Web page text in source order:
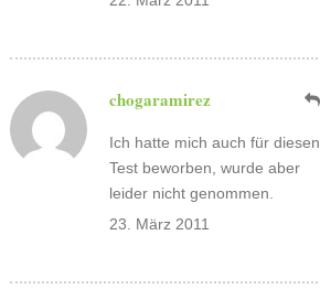
chogaramirez
Ich hatte mich auch für diesen
Test beworben, wurde aber
leider nicht genommen.
23. März 2011